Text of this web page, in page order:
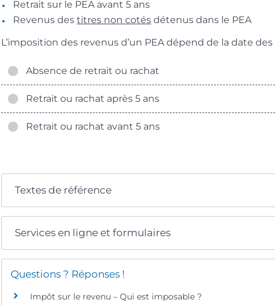
Retrait sur le PEA avant 5 ans
Revenus des titres non cotés détenus dans le PEA
L’imposition des revenus d’un PEA dépend de la date
Absence de retrait ou rachat
Retrait ou rachat après 5 ans
Retrait ou rachat avant 5 ans
Textes de référence
Services en ligne et formulaires
Questions ? Réponses !
Impôt sur le revenu – Qui est imposable ?